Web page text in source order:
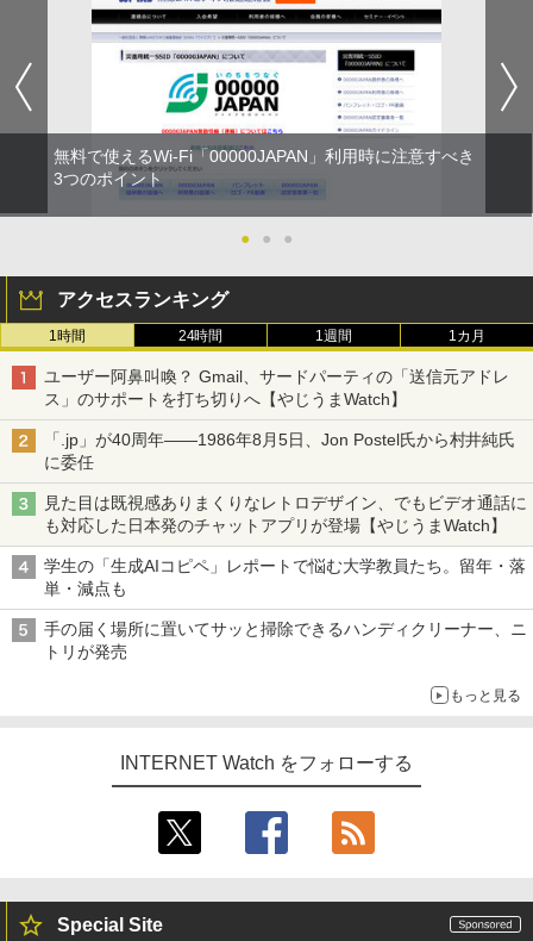
無料で使えるWi-Fi「00000JAPAN」利用時に注意すべき
3つのポイント
● ● ●
アクセスランキング
1時間 24時間 1週間 1カ月
ユーザー阿鼻叫喚？ Gmail、サードパーティの「送信元アドレ
ス」のサポートを打ち切りへ【やじうまWatch】
「.jp」が40周年――1986年8月5日、Jon Postel氏から村井純氏
に委任
見た目は既視感ありまくりなレトロデザイン、でもビデオ通話に
も対応した日本発のチャットアプリが登場【やじうまWatch】
学生の「生成AIコピペ」レポートで悩む大学教員たち。留年・落
単・減点も
手の届く場所に置いてサッと掃除できるハンディクリーナー、ニ
トリが発売
もっと見る
INTERNET Watch をフォローする
Special Site